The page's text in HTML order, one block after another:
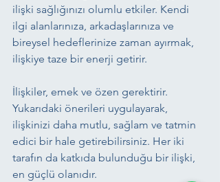
ilişki sağlığınızı olumlu etkiler. Kendi
ilgi alanlarınıza, arkadaşlarınıza ve
bireysel hedeflerinize zaman ayırmak,
ilişkiye taze bir enerji getirir.
İlişkiler, emek ve özen gerektirir.
Yukarıdaki önerileri uygulayarak,
ilişkinizi daha mutlu, sağlam ve tatmin
edici bir hale getirebilirsiniz. Her iki
tarafın da katkıda bulunduğu bir ilişki,
en güçlü olanıdır.